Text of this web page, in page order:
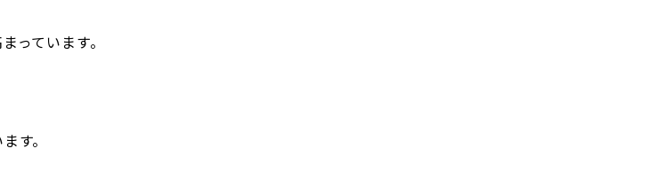
っています。
す。